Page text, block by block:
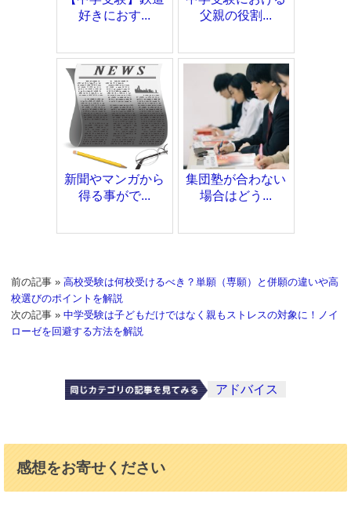
好きにおす...
父親の役割...
新聞やマンガから
得る事がで...
集団塾が合わない
場合はどう...
前の記事 » 高校受験は何校受けるべき？単願（専願）と併願の違いや高
校選びのポイントを解説
次の記事 »中学受験は子どもだけではなく親もストレスの対象に！ノイ
ローゼを回避する方法を解説
アドバイス
感想をお寄せください